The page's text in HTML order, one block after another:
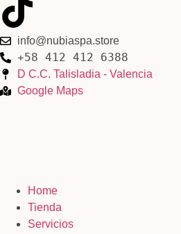
info@nubiaspa.store
+58 412 412 6388
D C.C. Talisladia - Valencia
Google Maps
Home
Tienda
Servicios